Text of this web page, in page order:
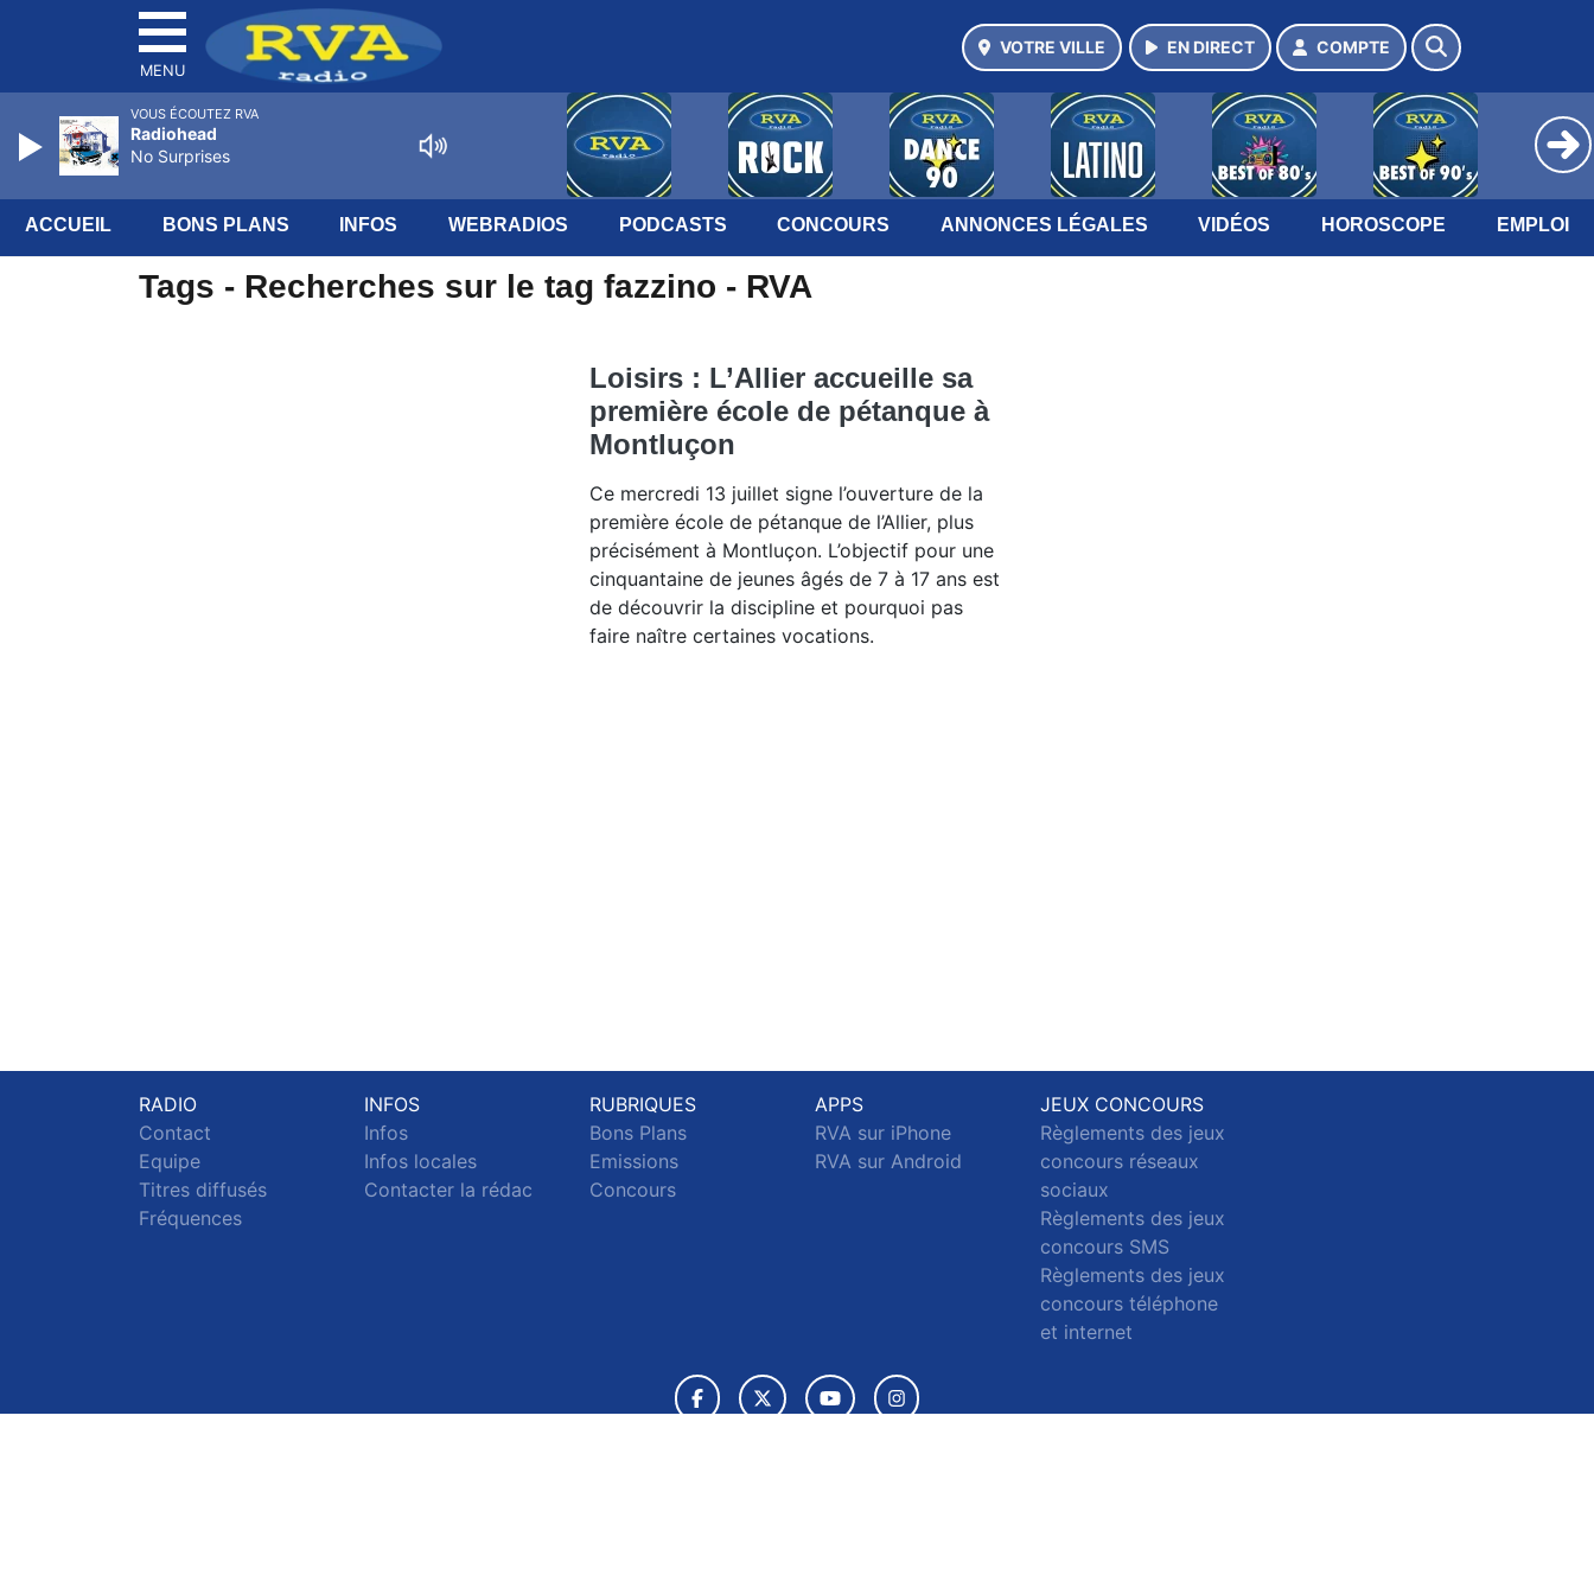
MENU
VOTRE VILLE EN DIRECT COMPTE
ACCUEIL BONS PLANS INFOS WEBRADIOS PODCASTS CONCOURS ANNONCES LÉGALES VIDÉOS HOROSCOPE EMPLOI
Tags - Recherches sur le tag fazzino - RVA
Loisirs : L’Allier accueille sa
première école de pétanque à
Montluçon
Ce mercredi 13 juillet signe l’ouverture de la
première école de pétanque de l’Allier, plus
précisément à Montluçon. L’objectif pour une
cinquantaine de jeunes âgés de 7 à 17 ans est
de découvrir la discipline et pourquoi pas
faire naître certaines vocations.
RADIO
Contact
Equipe
Titres diffusés
Fréquences
INFOS
Infos
Infos locales
Contacter la rédac
RUBRIQUES
Bons Plans
Emissions
Concours
APPS
RVA sur iPhone
RVA sur Android
JEUX CONCOURS
Règlements des jeux
concours réseaux
sociaux
Règlements des jeux
concours SMS
Règlements des jeux
concours téléphone
et internet
VOUS ÉCOUTEZ RVA
Radiohead
No Surprises